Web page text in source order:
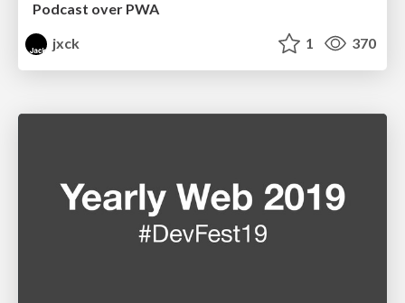
Podcast over PWA
jxck
1 370